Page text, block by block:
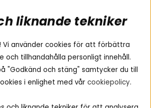
bil
Följ oss
Instagram
Facebook
Youtube
liknande tekniker
Vi använder cookies för att förbättra
och tillhandahålla personligt innehåll.
"Godkänd och stäng" samtycker du till
i enlighet med vår cookiepolicy.